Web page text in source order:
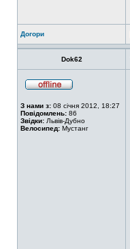
Догори
Dok62
З нами з: 08 січня 2012, 18:27
Повідомлень: 86
Звідки: Львів-Дубно
Велосипед: Мустанг